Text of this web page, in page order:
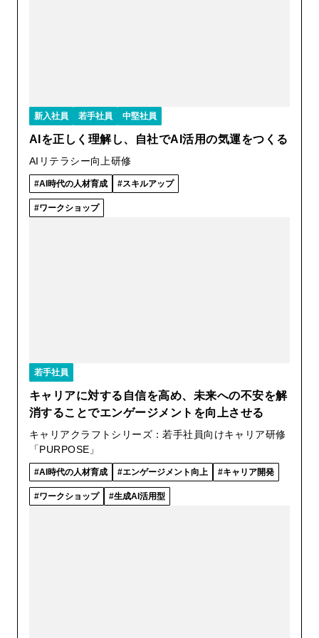
新入社員 若手社員 中堅社員
AIを正しく理解し、自社でAI活用の気運をつくる
AIリテラシー向上研修
AI時代の人材育成 スキルアップ
ワークショップ
若手社員
キャリアに対する自信を高め、未来への不安を解
消することでエンゲージメントを向上させる
キャリアクラフトシリーズ：若手社員向けキャリア研修
「PURPOSE」
AI時代の人材育成 エンゲージメント向上 キャリア開発
ワークショップ 生成AI活用型